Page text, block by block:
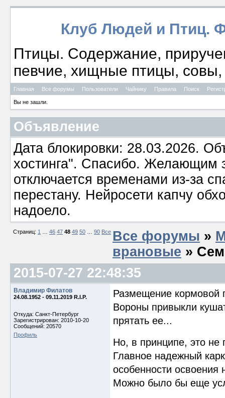
Клуб Людей и Птиц.
Птицы. Содержание,
певчие, хищные птицы, совы,
Главная Все форумы Пользователи Чайнику Правила Поиск
Вы не зашли.
Объявление
Дата блокировки: 28.03.2026.
хостинга". Спасибо. Желающим
отключается временами из-за
перестану. Нейросети капчу
надоело.
Страниц: 1 46 47 48 49 50 90 Все Все форумы »
врановые »
2015-07-27 22:48:35
Владимир Филатов
24.08.1952 - 09.11.2019 R.I.P.
Откуда: Санкт-Петербург
Зарегистрирован: 2010-10-20
Сообщений: 20570
Профиль
Размещение кормовой
Вороны привыкли
прятать ее...
Но, в принципе, это не
Главное надежный
особенности освоения
Можно было бы еще